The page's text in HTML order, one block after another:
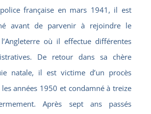
française en mars 1941, il est
avant de parvenir à rejoindre le
où il effectue différentes
De retour dans sa chère
natale, il est victime d’un procès
années 1950 et condamné à treize
Après sept ans passés